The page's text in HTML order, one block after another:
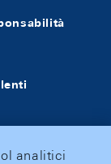
analitici